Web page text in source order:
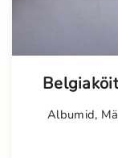
Albumid,